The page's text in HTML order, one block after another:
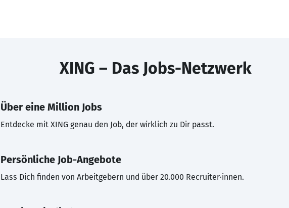
XING – Das Jobs-Netzwerk
Über eine Million Jobs
Entdecke mit XING genau den Job, der wirklich zu Dir passt.
Persönliche Job-Angebote
Lass Dich finden von Arbeitgebern und über 20.000 Recruiter·innen.